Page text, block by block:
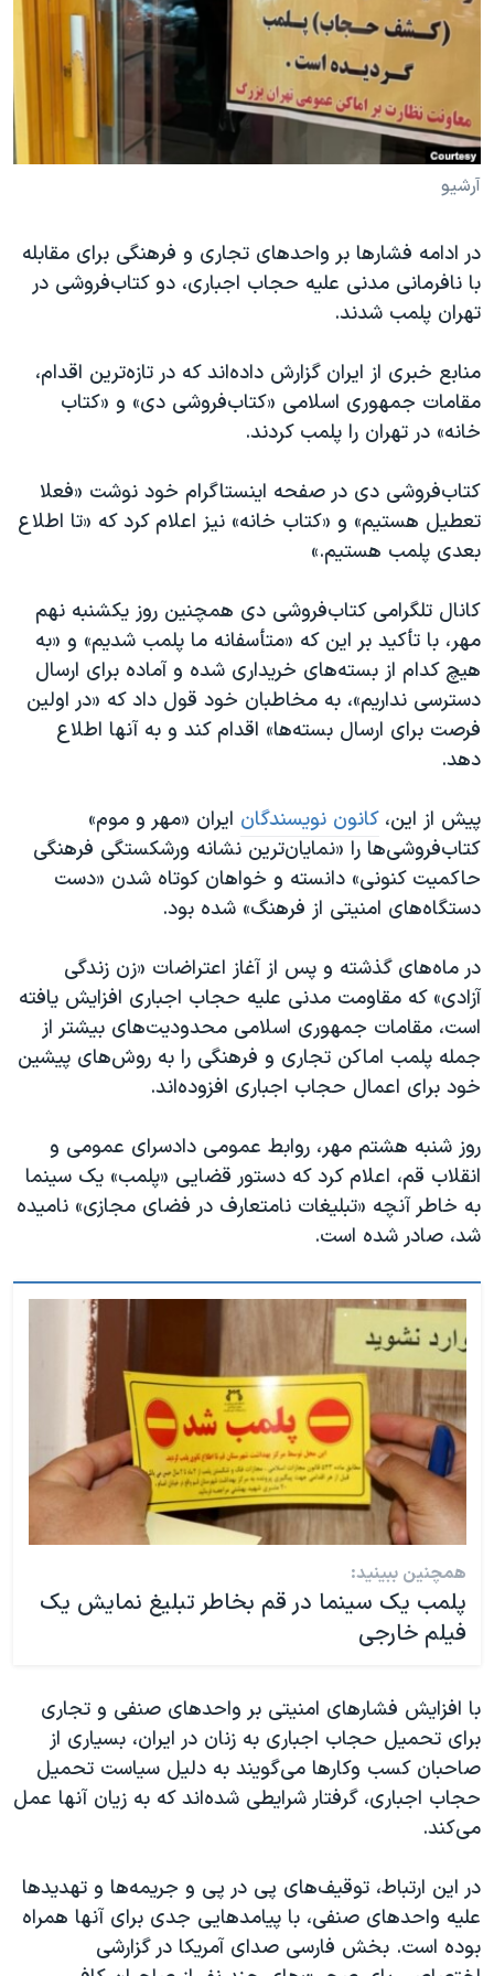
فرهنگ و زندگی
حقوق شهروندی
اقتصادی
علم و فناوری
اسرائیل در جنگ
آرشیو پخش زنده
مستندها
انتخابات ریاست جمهوری آمریکا ۲۰۲۴
حمله جمهوری اسلامی به اسرائیل
رمز مهسا
ورزش زنان در ایران
مجموعه مستندهای دادخواهی
تریبونال مردمی آبان ۹۸
چهل سال گروگان‌گیری
قانون شفافیت دارائی کادر رهبری ایران
اسرائیل در جنگ
نرگس محمدی برنده جایزه نوبل صلح
صفحه‌های ویژه
سفر پرزیدنت ترامپ به چین
دنبال کنید
زبانهای مختلف
آرشیو
در ادامه فشارها بر واحدهای تجاری و فرهنگی برای مقابله
با نافرمانی مدنی علیه حجاب اجباری، دو کتاب‌فروشی در
تهران پلمب شدند.
منابع خبری از ایران گزارش داده‌اند که در تازه‌ترین اقدام،
مقامات جمهوری اسلامی «کتاب‌فروشی دی» و «کتاب
خانه» در تهران را پلمب کردند.
کتاب‌فروشی دی در صفحه اینستاگرام خود نوشت «فعلا
تعطیل هستیم» و «کتاب خانه» نیز اعلام کرد که «تا اطلاع
بعدی پلمب هستیم.»
کانال تلگرامی کتاب‌فروشی دی همچنین روز یکشنبه نهم
مهر، با تأکید بر این که «متأسفانه ما پلمب شدیم» و «به
هیچ کدام از بسته‌های خریداری شده و آماده برای ارسال
دسترسی نداریم»، به مخاطبان خود قول داد که «در اولین
فرصت برای ارسال بسته‌ها» اقدام کند و به آنها اطلاع
دهد.
پیش از این، کانون نویسندگان ایران «مهر و موم»
کتاب‌فروشی‌ها را «نمایان‌ترین نشانه ورشکستگی فرهنگی
حاکمیت کنونی» دانسته و خواهان کوتاه شدن «دست
دستگاه‌های امنیتی از فرهنگ» شده بود.
در ماه‌های گذشته و پس از آغاز اعتراضات «زن زندگی
آزادی» که مقاومت مدنی علیه حجاب اجباری افزایش یافته
است، مقامات جمهوری اسلامی محدودیت‌های بیشتر از
جمله پلمب اماکن تجاری و فرهنگی را به روش‌های پیشین
خود برای اعمال حجاب اجباری افزوده‌اند.
روز شنبه هشتم مهر، روابط عمومی دادسرای عمومی و
انقلاب قم، اعلام کرد که دستور قضایی «پلمب» یک سینما
به خاطر آنچه «تبلیغات نامتعارف در فضای مجازی» نامیده
شد، صادر شده است.
همچنین ببینید:
پلمب یک سینما در قم بخاطر تبلیغ نمایش یک
فیلم خارجی
با افزایش فشارهای امنیتی بر واحدهای صنفی و تجاری
برای تحمیل حجاب اجباری به زنان در ایران، بسیاری از
صاحبان کسب وکارها می‌گویند به دلیل سیاست تحمیل
حجاب اجباری، گرفتار شرایطی شده‌اند که به زیان آنها عمل
می‌کند.
در این ارتباط، توقیف‌های پی در پی و جریمه‌ها و تهدیدها
علیه واحدهای صنفی، با پیامدهایی جدی برای آنها همراه
بوده است. بخش فارسی صدای آمریکا در گزارشی